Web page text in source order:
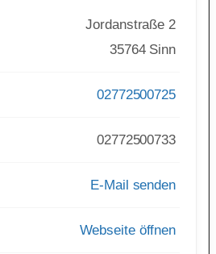
Jordanstraße 2
35764 Sinn
02772500725
02772500733
E-Mail senden
Webseite öffnen